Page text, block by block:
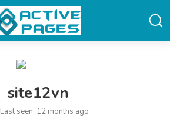
site12vn
Last seen: 12 months ago